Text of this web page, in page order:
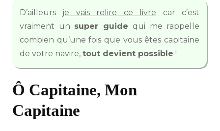
D’ailleurs je vais relire ce livre car c’est
vraiment un super guide qui me rappelle
combien qu’une fois que vous êtes capitaine
de votre navire, tout devient possible !
Ô Capitaine, Mon
Capitaine